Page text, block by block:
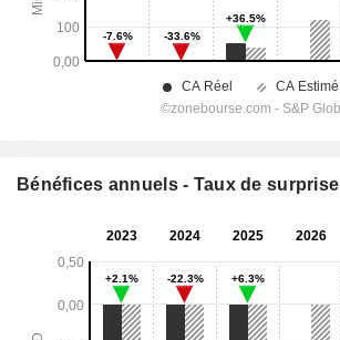
Bénéfices annuels - Taux de surprise